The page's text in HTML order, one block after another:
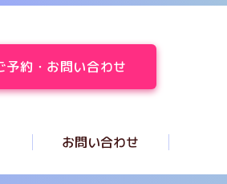
予約・お問い合わせ
お問い合わせ